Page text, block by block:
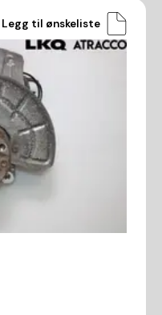
Legg til ønskeliste